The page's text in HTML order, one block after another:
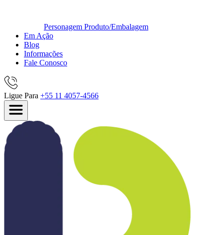
Personagem Produto/Embalagem
Em Ação
Blog
Informações
Fale Conosco
Ligue Para +55 11 4057-4566